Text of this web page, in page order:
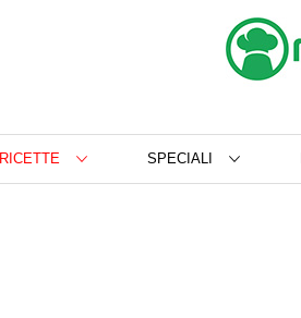
RICETTE SPECIALI